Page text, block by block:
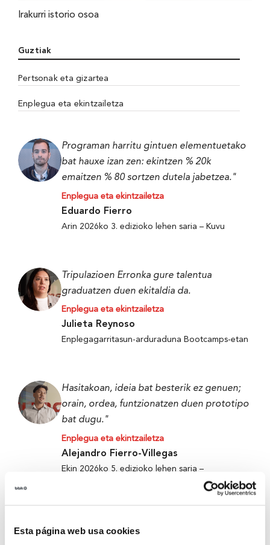
Esta página web usa cookies
Irakurri istorio osoa
Guztiak
Pertsonak eta gizartea
Enplegua eta ekintzailetza
Programan harritu gintuen elementuetako
bat hauxe izan zen: ekintzen % 20k
emaitzen % 80 sortzen dutela jabetzea."
Enplegua eta ekintzailetza
Eduardo Fierro
Arin 2026ko 3. edizioko lehen saria – Kuvu
Tripulazioen Erronka gure talentua
graduatzen duen ekitaldia da.
Enplegua eta ekintzailetza
Julieta Reynoso
Enplegagarritasun-arduraduna Bootcamps-etan
Hasitakoan, ideia bat besterik ez genuen;
orain, ordea, funtzionatzen duen prototipo
bat dugu."
Enplegua eta ekintzailetza
Alejandro Fierro-Villegas
Ekin 2026ko 5. edizioko lehen saria –
Tripulazioen Erronka gure talentua